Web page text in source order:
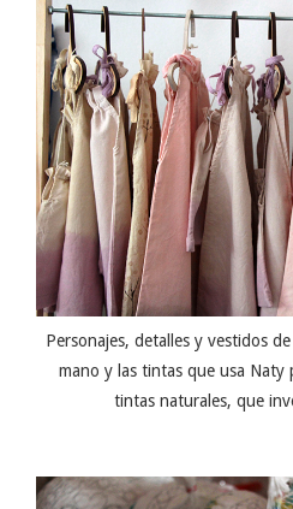
Personajes, detalles y vestidos de
mano y las tintas que usa Naty
tintas naturales, que